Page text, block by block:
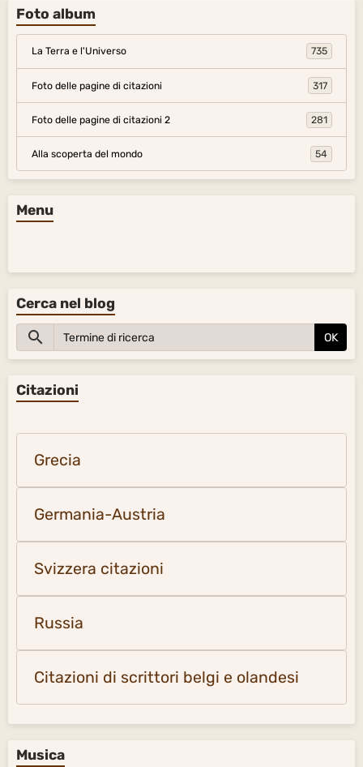
Foto album
La Terra e l'Universo 735
Foto delle pagine di citazioni 317
Foto delle pagine di citazioni 2 281
Alla scoperta del mondo 54
Menu
Cerca nel blog
OK
Citazioni
Grecia
Germania-Austria
Svizzera citazioni
Russia
Citazioni di scrittori belgi e olandesi
Musica